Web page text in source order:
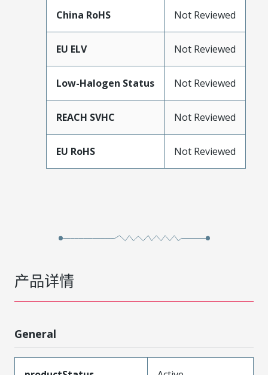
China RoHS Not Reviewed
EU ELV Not Reviewed
Low-Halogen Status Not Reviewed
REACH SVHC Not Reviewed
EU RoHS Not Reviewed
产品详情
General